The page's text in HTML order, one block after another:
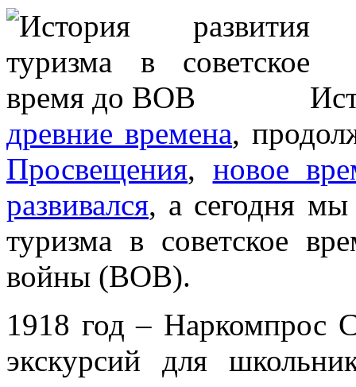
древние времена,
Просвещения, новое
развивался, а сегодня мы
туризма в советское
войны (ВОВ).
1918 год – Наркомпрос
экскурсий для